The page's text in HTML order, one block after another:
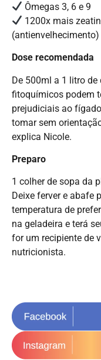
Ômegas 3, 6 e 9
1200x mais
(antienvelhecimento)
Dose recomendada
De 500ml a 1 litro de
fitoquímicos podem
prejudiciais ao
tomar sem
explica Nicole.
Preparo
1 colher de sopa da
Deixe ferver e abafe
temperatura de
na geladeira e terá
for um recipiente de
nutricionista.